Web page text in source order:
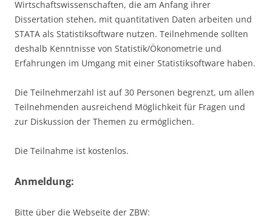
Wirtschaftswissenschaften, die am Anfang ihrer
Dissertation stehen, mit quantitativen Daten arbeiten und
STATA als Statistiksoftware nutzen. Teilnehmende sollten
deshalb Kenntnisse von Statistik/Ökonometrie und
Erfahrungen im Umgang mit einer Statistiksoftware haben.
Die Teilnehmerzahl ist auf 30 Personen begrenzt, um allen
Teilnehmenden ausreichend Möglichkeit für Fragen und
zur Diskussion der Themen zu ermöglichen.
Die Teilnahme ist kostenlos.
Anmeldung:
Bitte über die Webseite der ZBW: